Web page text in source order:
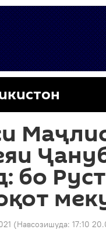
бо
(Навсозишуда: 17:10